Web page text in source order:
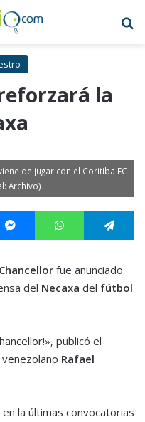
la
de jugar con el Coritiba FC
Archivo)
MessengerWhatsApp
fue anunciado
del Necaxa del fútbol
publicó el
Rafael
la últimas convocatorias